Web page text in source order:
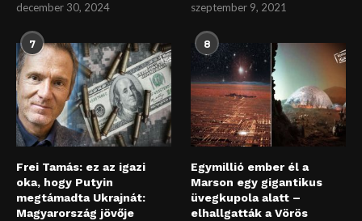
december 30, 2024
szeptember 9, 2021
7
Frei Tamás: ez az igazi
oka, hogy Putyin
megtámadta Ukrajnát:
Magyarország jövője
8
Egymillió ember él a
Marson egy gigantikus
üvegkupola alatt –
elhallgatták a Vörös